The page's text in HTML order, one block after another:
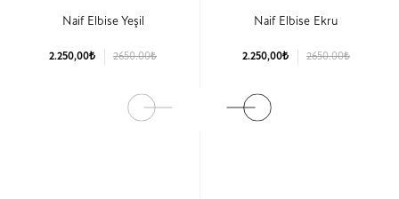
Naif Elbise Yeşil
2.250,00₺ 2650.00₺
Naif Elbise Ekru
2.250,00₺ 2650.00₺